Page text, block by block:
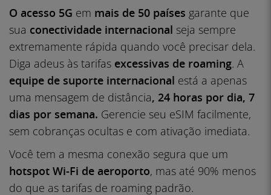
O acesso 5G em mais de 50 países garante que
sua conectividade internacional seja sempre
extremamente rápida quando você precisar dela.
Diga adeus às tarifas excessivas de roaming. A
equipe de suporte internacional está a apenas
uma mensagem de distância, 24 horas por dia, 7
dias por semana. Gerencie seu eSIM facilmente,
sem cobranças ocultas e com ativação imediata.
Você tem a mesma conexão segura que um
hotspot Wi-Fi de aeroporto, mas até 90% menos
do que as tarifas de roaming padrão.